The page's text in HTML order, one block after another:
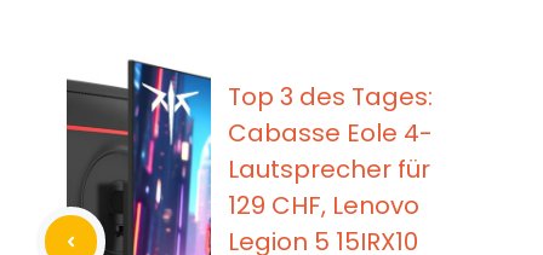
Top 3 des Tages:
Cabasse Eole 4-
Lautsprecher für
129 CHF, Lenovo
Legion 5 15IRX10